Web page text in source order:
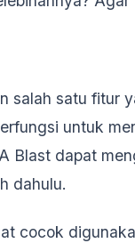
salah satu fitur
untuk
Blast dapat
dahulu.
cocok